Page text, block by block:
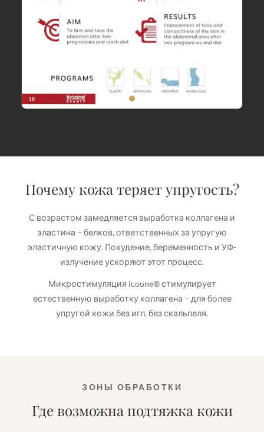
Почему кожа теряет упругость?
С возрастом замедляется выработка коллагена и
эластина – белков, ответственных за упругую
эластичную кожу. Похудение, беременность и УФ-
излучение ускоряют этот процесс.
Микростимуляция icoone® стимулирует
естественную выработку коллагена – для более
упругой кожи без игл, без скальпеля.
ЗОНЫ ОБРАБОТКИ
Где возможна подтяжка кожи